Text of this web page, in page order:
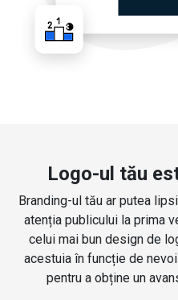
Logo-ul tău
Branding-ul tău ar putea
atenția publicului la prima
celui mai bun design de
acestuia în funcție de
pentru a obține un